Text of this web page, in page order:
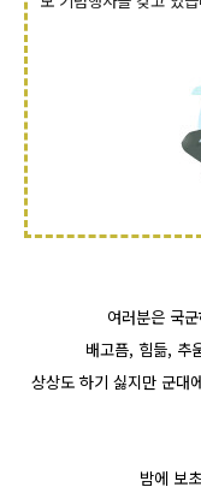
여러분은 국
배고픔, 힘듦, 추
상상도 하기 싫지만 군대
밤에 보